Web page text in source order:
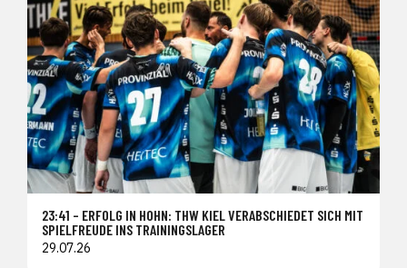
23:41 – ERFOLG IN HOHN: THW KIEL VERABSCHIEDET SICH MIT
SPIELFREUDE INS TRAININGSLAGER
29.07.26